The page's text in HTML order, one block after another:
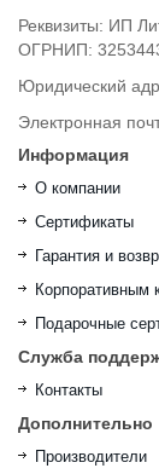
Реквизиты: ИП
ОГРНИП:
Юридический
Электронная
Информация
О компании
Сертификаты
Гарантия и
Корпоративным
Подарочные
Служба
Контакты
Дополнительно
Производители